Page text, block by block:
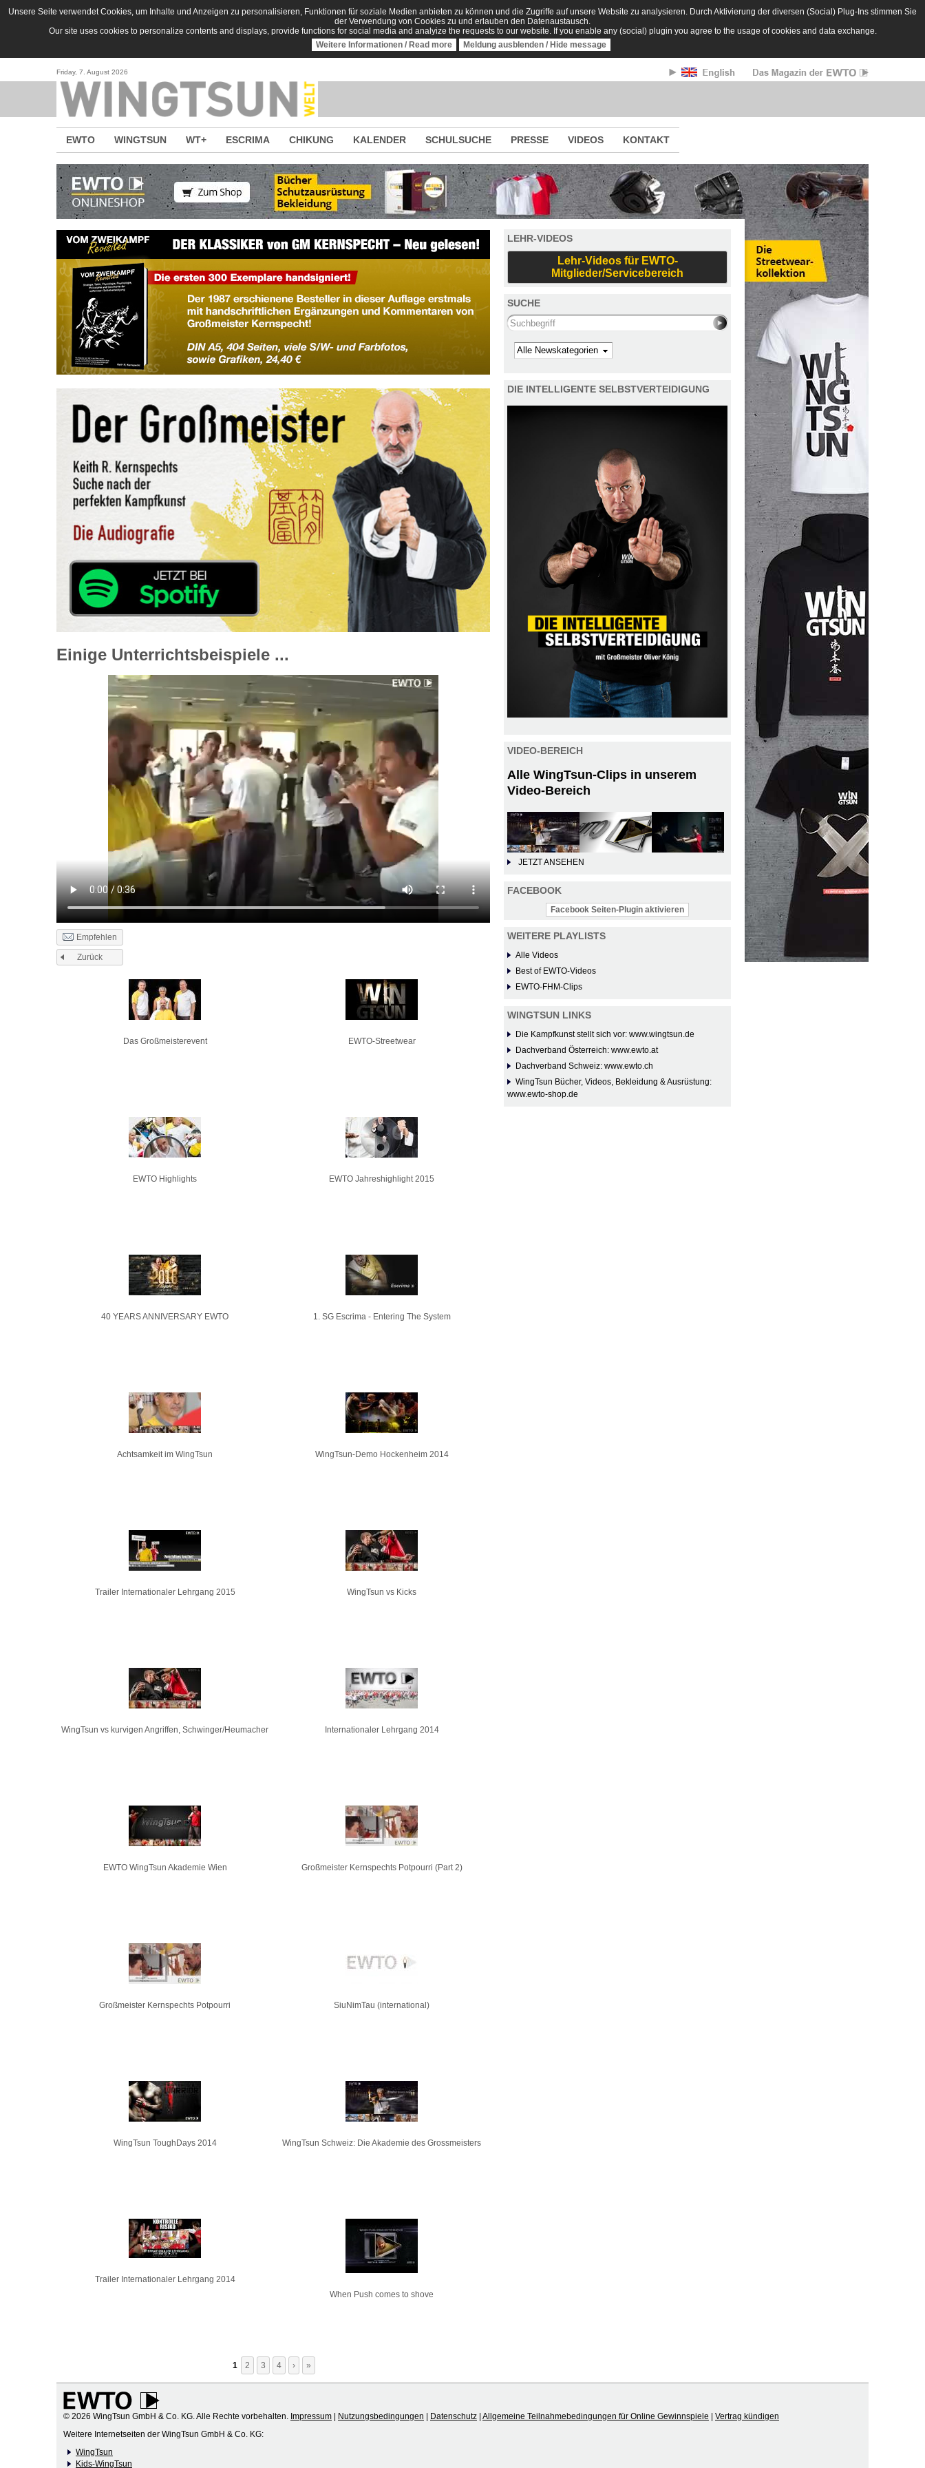
Direkt zum Inhalt
Unsere Seite verwendet Cookies, um Inhalte und Anzeigen zu personalisieren, Funktionen für soziale Medien anbieten zu können und die Zugriffe auf unsere Website zu analysieren. Durch Aktivierung der diversen (Social) Plug-Ins stimmen Sie
der Verwendung von Cookies zu und erlauben den Datenaustausch.
Our site uses cookies to personalize contents and displays, provide functions for social media and analyize the requests to our website. If you enable any (social) plugin you agree to the usage of cookies and data exchange.
Weitere Informationen / Read more
Meldung ausblenden / Hide message
Friday, 7. August 2026
EWTO WINGTSUN WT+ ESCRIMA CHIKUNG KALENDER SCHULSUCHE PRESSE VIDEOS KONTAKT
Einige Unterrichtsbeispiele ...
Empfehlen
Zurück
Das Großmeisterevent EWTO-Streetwear
EWTO Highlights EWTO Jahreshighlight 2015
40 YEARS ANNIVERSARY EWTO 1. SG Escrima - Entering The System
Achtsamkeit im WingTsun WingTsun-Demo Hockenheim 2014
Trailer Internationaler Lehrgang 2015 WingTsun vs Kicks
WingTsun vs kurvigen Angriffen, Schwinger/Heumacher Internationaler Lehrgang 2014
EWTO WingTsun Akademie Wien Großmeister Kernspechts Potpourri (Part 2)
Großmeister Kernspechts Potpourri SiuNimTau (international)
WingTsun ToughDays 2014 WingTsun Schweiz: Die Akademie des Grossmeisters
Trailer Internationaler Lehrgang 2014
When Push comes to shove
1 2 3 4 › »
LEHR-VIDEOS
Lehr-Videos für EWTO-
Mitglieder/Servicebereich
SUCHE
Search this site
Kategorie
DIE INTELLIGENTE SELBSTVERTEIDIGUNG
VIDEO-BEREICH
Alle WingTsun-Clips in unserem
Video-Bereich
JETZT ANSEHEN
FACEBOOK
Facebook Seiten-Plugin aktivieren
WEITERE PLAYLISTS
Alle Videos
Best of EWTO-Videos
EWTO-FHM-Clips
WINGTSUN LINKS
Die Kampfkunst stellt sich vor: www.wingtsun.de
Dachverband Österreich: www.ewto.at
Dachverband Schweiz: www.ewto.ch
WingTsun Bücher, Videos, Bekleidung & Ausrüstung:
www.ewto-shop.de
© 2026 WingTsun GmbH & Co. KG. Alle Rechte vorbehalten. Impressum Nutzungsbedingungen Datenschutz Allgemeine Teilnahmebedingungen für Online Gewinnspiele
Vertrag kündigen
Weitere Internetseiten der WingTsun GmbH & Co. KG:
WingTsun
Kids-WingTsun